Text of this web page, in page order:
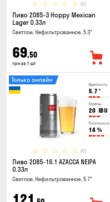
(0)
Пиво 2085-3 Hoppy Mexican
Lager 0.33л
Светлое, Нефильтрованное, 5.3°
69,50
грн за 1 шт
Крепость
5.7 °
Горечь
20 IBU
Плотность
14 %
(0)
Только онлайн
Пиво 2085-16.1 AZACCA NEIPA
0.33л
Светлое, Нефильтрованное, 5.7°